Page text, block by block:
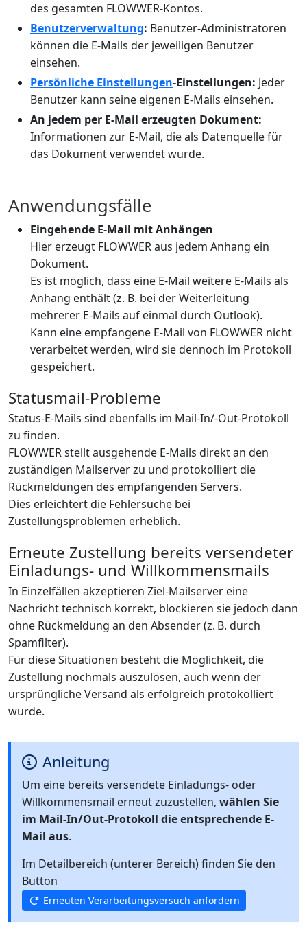
des gesamten FLOWWER-Kontos.
Benutzerverwaltung: Benutzer-Administratoren
können die E-Mails der jeweiligen Benutzer
einsehen.
Persönliche Einstellungen-Einstellungen: Jeder
Benutzer kann seine eigenen E-Mails einsehen.
An jedem per E-Mail erzeugten Dokument:
Informationen zur E-Mail, die als Datenquelle für
das Dokument verwendet wurde.
Anwendungsfälle
Eingehende E-Mail mit Anhängen
Hier erzeugt FLOWWER aus jedem Anhang ein
Dokument.
Es ist möglich, dass eine E-Mail weitere E-Mails als
Anhang enthält (z. B. bei der Weiterleitung
mehrerer E-Mails auf einmal durch Outlook).
Kann eine empfangene E-Mail von FLOWWER nicht
verarbeitet werden, wird sie dennoch im Protokoll
gespeichert.
Statusmail-Probleme
Status-E-Mails sind ebenfalls im Mail-In/-Out-Protokoll
zu finden.
FLOWWER stellt ausgehende E-Mails direkt an den
zuständigen Mailserver zu und protokolliert die
Rückmeldungen des empfangenden Servers.
Dies erleichtert die Fehlersuche bei
Zustellungsproblemen erheblich.
Erneute Zustellung bereits versendeter
Einladungs- und Willkommensmails
In Einzelfällen akzeptieren Ziel-Mailserver eine
Nachricht technisch korrekt, blockieren sie jedoch dann
ohne Rückmeldung an den Absender (z. B. durch
Spamfilter).
Für diese Situationen besteht die Möglichkeit, die
Zustellung nochmals auszulösen, auch wenn der
ursprüngliche Versand als erfolgreich protokolliert
wurde.
Anleitung
Um eine bereits versendete Einladungs- oder
Willkommensmail erneut zuzustellen, wählen Sie
im Mail-In/Out-Protokoll die entsprechende E-
Mail aus.
Im Detailbereich (unterer Bereich) finden Sie den
Button
Erneuten Verarbeitungsversuch anfordern